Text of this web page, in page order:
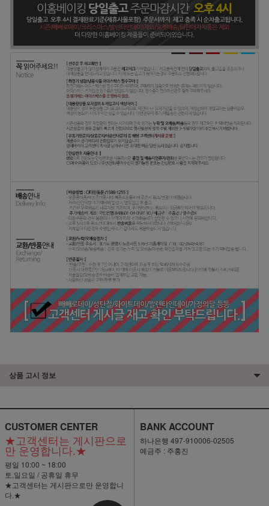
상품 고시 정보
CUSTOMER CENTER
★고객센터는 게시판으로
만 운영합니다.★
평일 10:00 ~ 18:00
토,일요일 / 공휴일 휴무
★고객센터는 게시판으로만 운영합니
다.★
BANK ACCOUNT
하나은행 497-910006-02505
예금주 : 주홍진